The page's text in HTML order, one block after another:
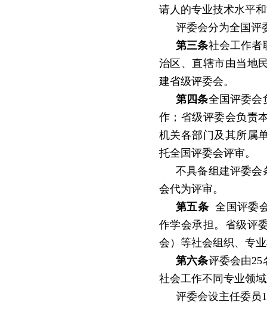
请人的专业技术水平
评委会分为全国评
第三条社会工作者
治区、直辖市由当地
建省级评委会。
第四条全国评委会
作；省级评委会负责
机关各部门及其所属
托全国评委会评审。
不具备组建评委会
会代为评审。
第五条 全国评委
作学会承担。省级评
会）等社会组织、专
第六条评委会由25
社会工作不同专业领
评委会设主任委员1